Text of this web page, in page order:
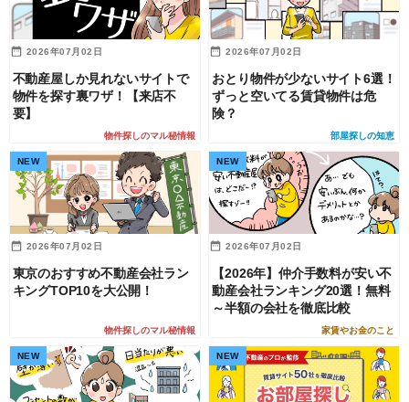
2026年07月02日
不動産屋しか見れないサイトで
物件を探す裏ワザ！【来店不
要】
物件探しのマル秘情報
2026年07月02日
おとり物件が少ないサイト6選！
ずっと空いてる賃貸物件は危
険？
部屋探しの知恵
2026年07月02日
東京のおすすめ不動産会社ラン
キングTOP10を大公開！
物件探しのマル秘情報
2026年07月02日
【2026年】仲介手数料が安い不
動産会社ランキング20選！無料
～半額の会社を徹底比較
家賃やお金のこと